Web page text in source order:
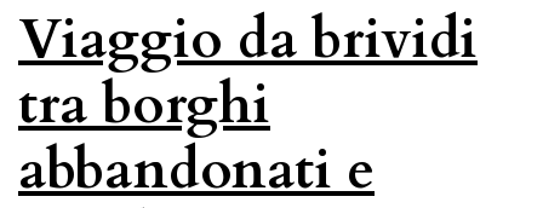
Viaggio da brividi
tra borghi
abbandonati e